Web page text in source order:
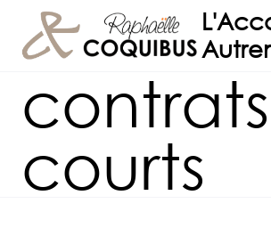
contenu
contrats
courts